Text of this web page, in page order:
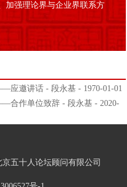
加强理论界与企业界联系方
应邀讲话 - 段永基 - 1970-01-01
合作单位致辞 - 段永基 - 2020-
五十人论坛顾问有限公司